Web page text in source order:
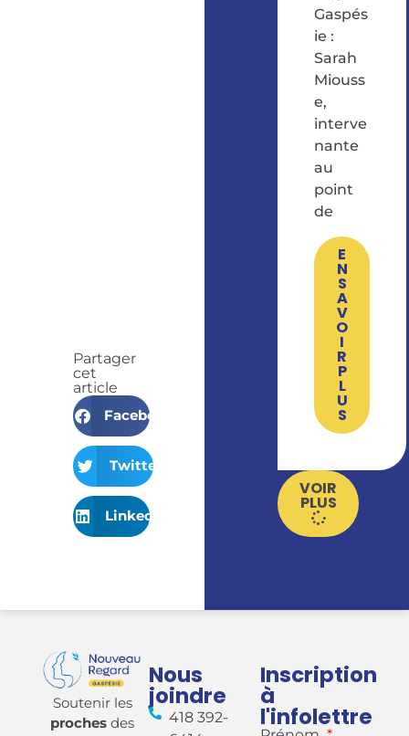
Partager
cet
article
Facebook
Twitter
LinkedIn
Gaspés
ie :
Sarah
Miouss
e,
interve
nante
au
point
de
E
N
S
A
V
O
I
R
P
L
U
S
VOIR
PLUS
Soutenir les
prochesdes
Nous
joindre
418 392-
Inscription
à
l'infolettre